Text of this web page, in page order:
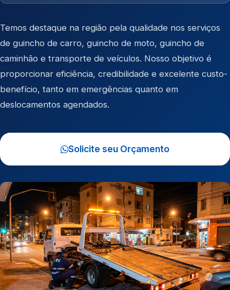
Temos destaque na região pela qualidade nos serviços
de guincho de carro, guincho de moto, guincho de
caminhão e transporte de veículos. Nosso objetivo é
proporcionar eficiência, credibilidade e excelente custo-
benefício, tanto em emergências quanto em
deslocamentos agendados.
Solicite seu Orçamento